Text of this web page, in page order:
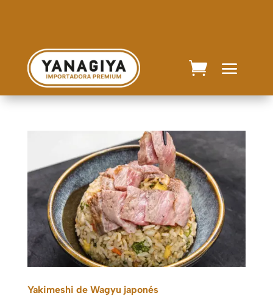
Yakimeshi de Wagyu japonés